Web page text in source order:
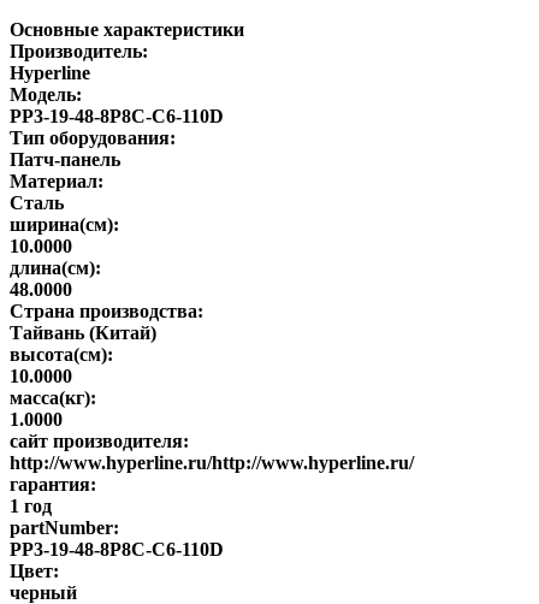
Основные характеристики
Производитель:
Hyperline
Модель:
PP3-19-48-8P8C-C6-110D
Тип оборудования:
Патч-панель
Материал:
Сталь
ширина(см):
10.0000
длина(см):
48.0000
Страна производства:
Тайвань (Китай)
высота(см):
10.0000
масса(кг):
1.0000
сайт производителя:
http://www.hyperline.ru/http://www.hyperline.ru/
гарантия:
1 год
partNumber:
PP3-19-48-8P8C-C6-110D
Цвет:
черный